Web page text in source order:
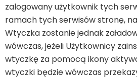
zalogowany użytkownik tych
ramach tych serwisów stronę,
Wtyczka zostanie jednak
wówczas, jeżeli Użytkownicy
wtyczkę za pomocą ikony
wtyczki będzie wówczas